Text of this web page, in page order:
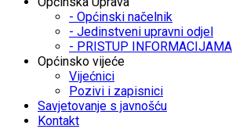
- Općinski načelnik
- Jedinstveni upravni odjel
- PRISTUP INFORMACIJAMA
Općinsko vijeće
Vijećnici
Pozivi i zapisnici
Savjetovanje s javnošću
Kontakt